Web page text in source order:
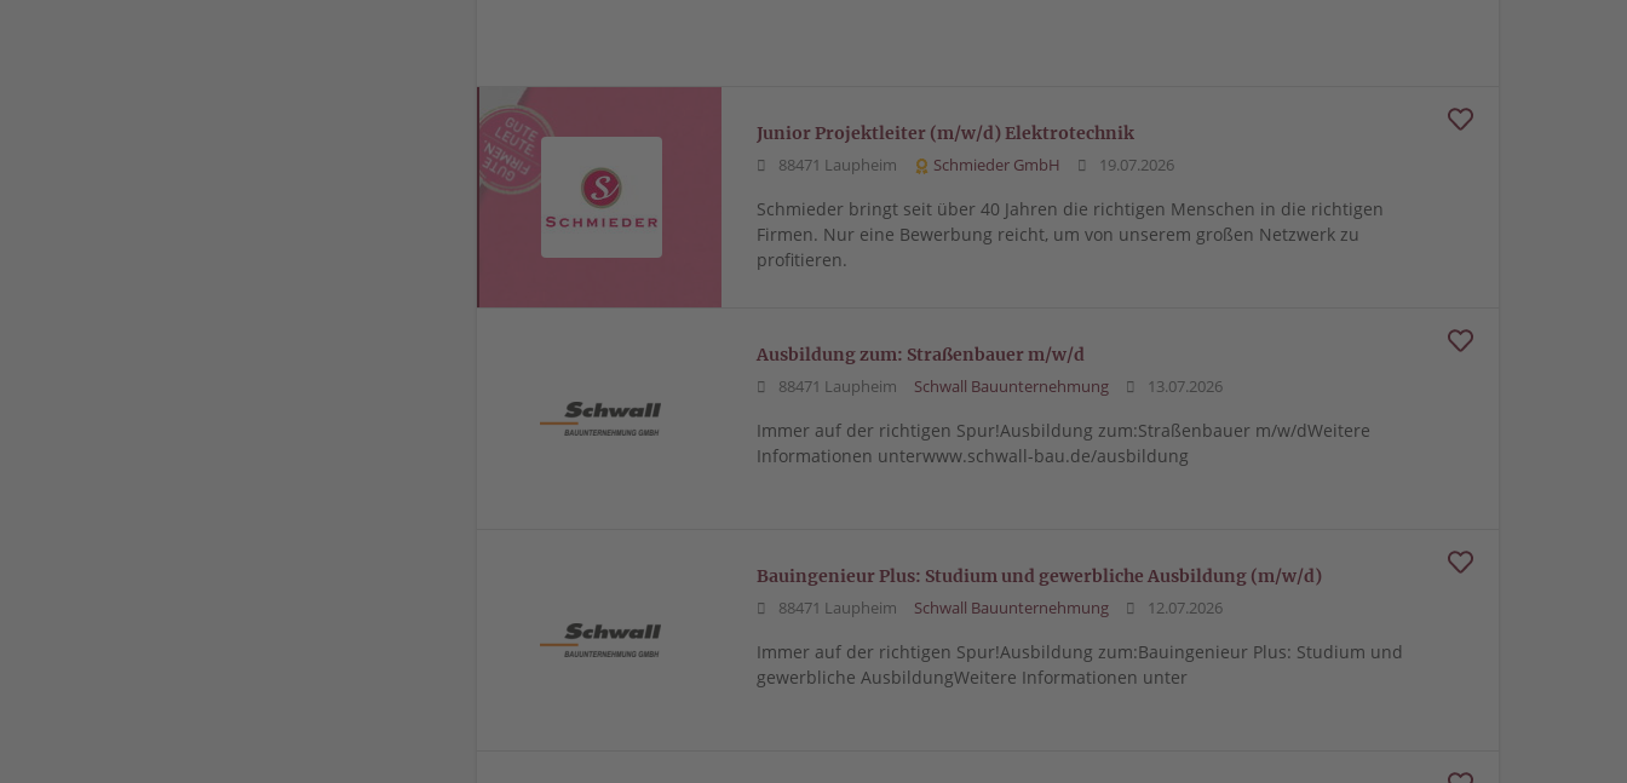
Junior Projektleiter (m/w/d) Elektrotechnik
88471 Laupheim Schmieder GmbH 19.07.2026
Schmieder bringt seit über 40 Jahren die richtigen Menschen in die richtigen
Firmen. Nur eine Bewerbung reicht, um von unserem großen Netzwerk zu
profitieren.
Ausbildung zum: Straßenbauer m/w/d
88471 Laupheim Schwall Bauunternehmung 13.07.2026
Immer auf der richtigen Spur!Ausbildung zum:Straßenbauer m/w/dWeitere
Informationen unterwww.schwall-bau.de/ausbildung
Bauingenieur Plus: Studium und gewerbliche Ausbildung (m/w/d)
88471 Laupheim Schwall Bauunternehmung 12.07.2026
Immer auf der richtigen Spur!Ausbildung zum:Bauingenieur Plus: Studium und
gewerbliche AusbildungWeitere Informationen unter